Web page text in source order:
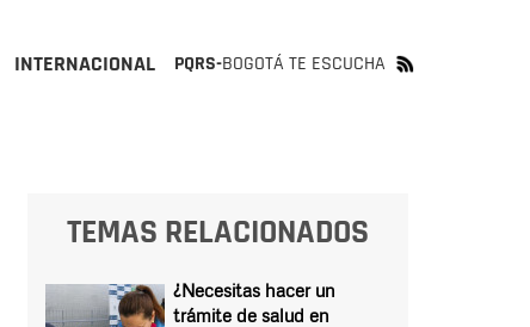
INTERNACIONAL PQRS-BOGOTÁ TE ESCUCHA
TEMAS RELACIONADOS
¿Necesitas hacer un
trámite de salud en